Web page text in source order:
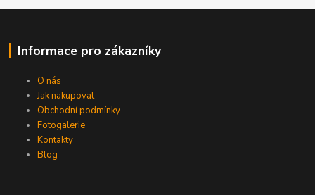
Informace pro zákazníky
O nás
Jak nakupovat
Obchodní podmínky
Fotogalerie
Kontakty
Blog